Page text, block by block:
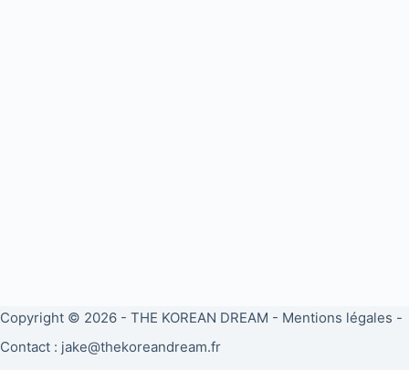
Copyright © 2026 - THE KOREAN DREAM - Mentions légales -
Contact : jake@thekoreandream.fr